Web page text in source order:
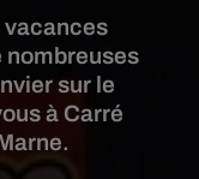
vacances
nombreuses
sur le
à Carré